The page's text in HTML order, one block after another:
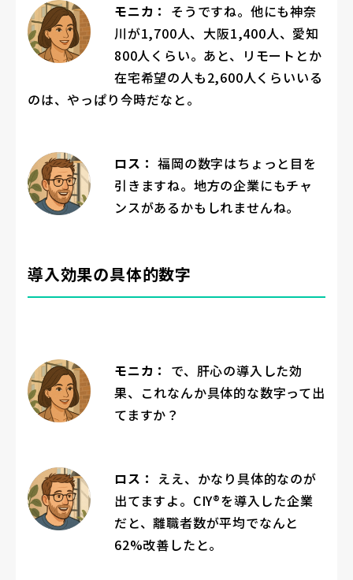
モニカ： そうですね。他にも神奈
川が1,700人、大阪1,400人、愛知
800人くらい。あと、リモートとか
在宅希望の人も2,600人くらいいる
のは、やっぱり今時だなと。
ロス： 福岡の数字はちょっと目を
引きますね。地方の企業にもチャ
ンスがあるかもしれませんね。
導入効果の具体的数字
モニカ： で、肝心の導入した効
果、これなんか具体的な数字って出
てますか？
ロス： ええ、かなり具体的なのが
出てますよ。CIY®を導入した企業
だと、離職者数が平均でなんと
62%改善したと。